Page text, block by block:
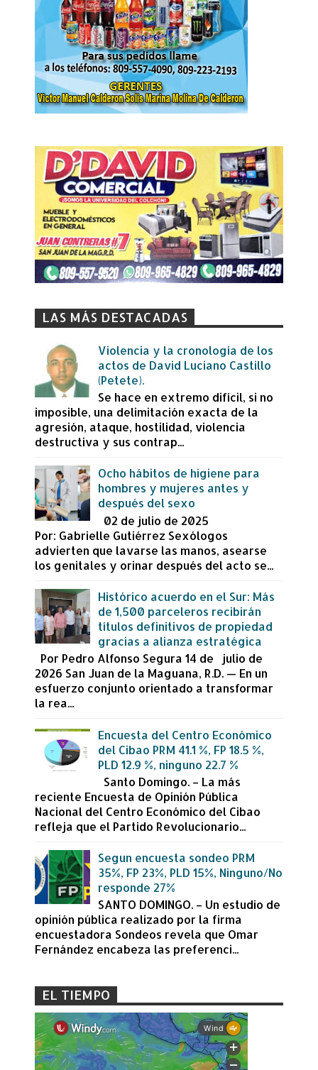
LAS MÁS DESTACADAS
Violencia y la cronología de los
actos de David Luciano Castillo
(Petete).
Se hace en extremo difícil, si no
imposible, una delimitación exacta de la
agresión, ataque, hostilidad, violencia
destructiva y sus contrap...
Ocho hábitos de higiene para
hombres y mujeres antes y
después del sexo
02 de julio de 2025
Por: Gabrielle Gutiérrez Sexólogos
advierten que lavarse las manos, asearse
los genitales y orinar después del acto se...
Histórico acuerdo en el Sur: Más
de 1,500 parceleros recibirán
títulos definitivos de propiedad
gracias a alianza estratégica
Por Pedro Alfonso Segura 14 de julio de
2026 San Juan de la Maguana, R.D. — En un
esfuerzo conjunto orientado a transformar
la rea...
Encuesta del Centro Económico
del Cibao PRM 41.1 %, FP 18.5 %,
PLD 12.9 %, ninguno 22.7 %
Santo Domingo. – La más
reciente Encuesta de Opinión Pública
Nacional del Centro Económico del Cibao
refleja que el Partido Revolucionario...
Segun encuesta sondeo PRM
35%, FP 23%, PLD 15%, Ninguno/No
responde 27%
SANTO DOMINGO. – Un estudio de
opinión pública realizado por la firma
encuestadora Sondeos revela que Omar
Fernández encabeza las preferenci...
EL TIEMPO